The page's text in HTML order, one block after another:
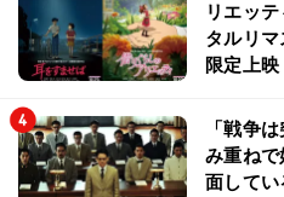
リエッ
タルリ
限定上映
「戦争
み重ね
面して